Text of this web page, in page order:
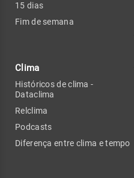
15 dias
Fim de semana
Clima
Históricos de clima -
Dataclima
Relclima
Podcasts
Diferença entre clima e tempo